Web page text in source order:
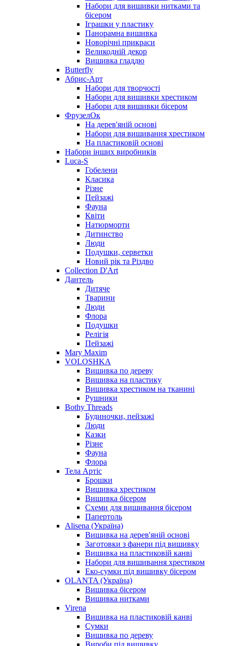
Набори для вишивки нитками та
бісером
Іграшки у пластику
Панорамна вишивка
Новорічні прикраси
Великодній декор
Вишивка гладдю
Butterfly
Абрис-Арт
Набори для творчості
Набори для вишивки хрестиком
Набори для вишивки бісером
ФрузелОк
На дерев'яній основі
Набори для вишивання хрестиком
На пластиковій основі
Набори інших виробників
Luca-S
Гобелени
Класика
Різне
Пейзажі
Фауна
Квіти
Натюрморти
Дитинство
Люди
Подушки, серветки
Новий рік та Різдво
Collection D'Art
Дантель
Дитяче
Тварини
Люди
Флора
Подушки
Релігія
Пейзажі
Mary Maxim
VOLOSHKA
Вишивка по дереву
Вишивка на пластику
Вишивка хрестиком на тканині
Рушники
Bothy Threads
Будиночки, пейзажі
Люди
Казки
Різне
Фауна
Флора
Тела Артіс
Брошки
Вишивка хрестиком
Вишивка бісером
Схеми для вишивання бісером
Папертоль
Alisena (Україна)
Вишивка на дерев'яній основі
Заготовки з фанери під вишивку
Вишивка на пластиковій канві
Набори для вишивання хрестиком
Еко-сумки під вишивку бісером
OLANTA (Україна)
Вишивка бісером
Вишивка нитками
Virena
Вишивка на пластиковій канві
Сумки
Вишивка по дереву
Вироби під вишивку